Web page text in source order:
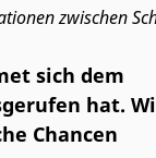
zwischen
sich dem
hat.
Chancen